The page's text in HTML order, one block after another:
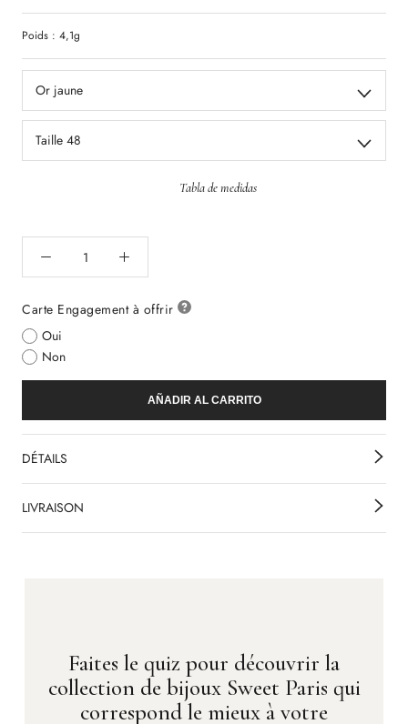
Poids : 4,1g
Or jaune
Taille 48
Tabla de medidas
Carte Engagement à offrir
Oui
Non
AÑADIR AL CARRITO
DÉTAILS
LIVRAISON
Faites le quiz pour découvrir la
collection de bijoux Sweet Paris qui
correspond le mieux à votre